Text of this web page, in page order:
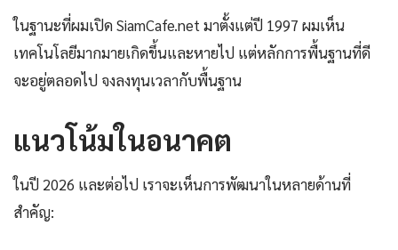
ในฐานะที่ผมเปิด SiamCafe.net มาตั้งแต่ปี 1997 ผมเห็น
เทคโนโลยีมากมายเกิดขึ้นและหายไป แต่หลักการพื้นฐานที่ดี
จะอยู่ตลอดไป จงลงทุนเวลากับพื้นฐาน
แนวโน้มในอนาคต
ในปี 2026 และต่อไป เราจะเห็นการพัฒนาในหลายด้านที่
สำคัญ: